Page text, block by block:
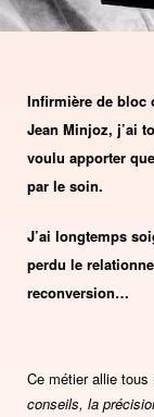
Infirmière de bloc
Jean Minjoz, j’ai
voulu apporter
par le soin.
J’ai longtemps
perdu le
reconversion…
Ce métier allie tous
conseils, la